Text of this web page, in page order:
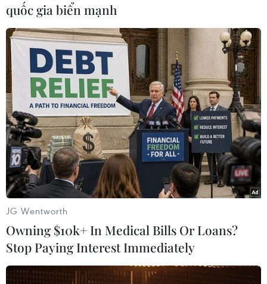
phức tạp
Thứ trưởng Hoàng Minh Sơn cho biết công tác
tuyển sinh mặc dù đã có nhiều đổi mới nhưng
nhiều trường vẫn còn quá nhiều phương thức,
phương án xét tuyển phức tạp, phân bổ chỉ tiêu
chưa hợp lý.
(Vietnam+)
quốc gia biển mạnh
JG Wentworth
Owning $10k+ In Medical Bills Or Loans?
Stop Paying Interest Immediately